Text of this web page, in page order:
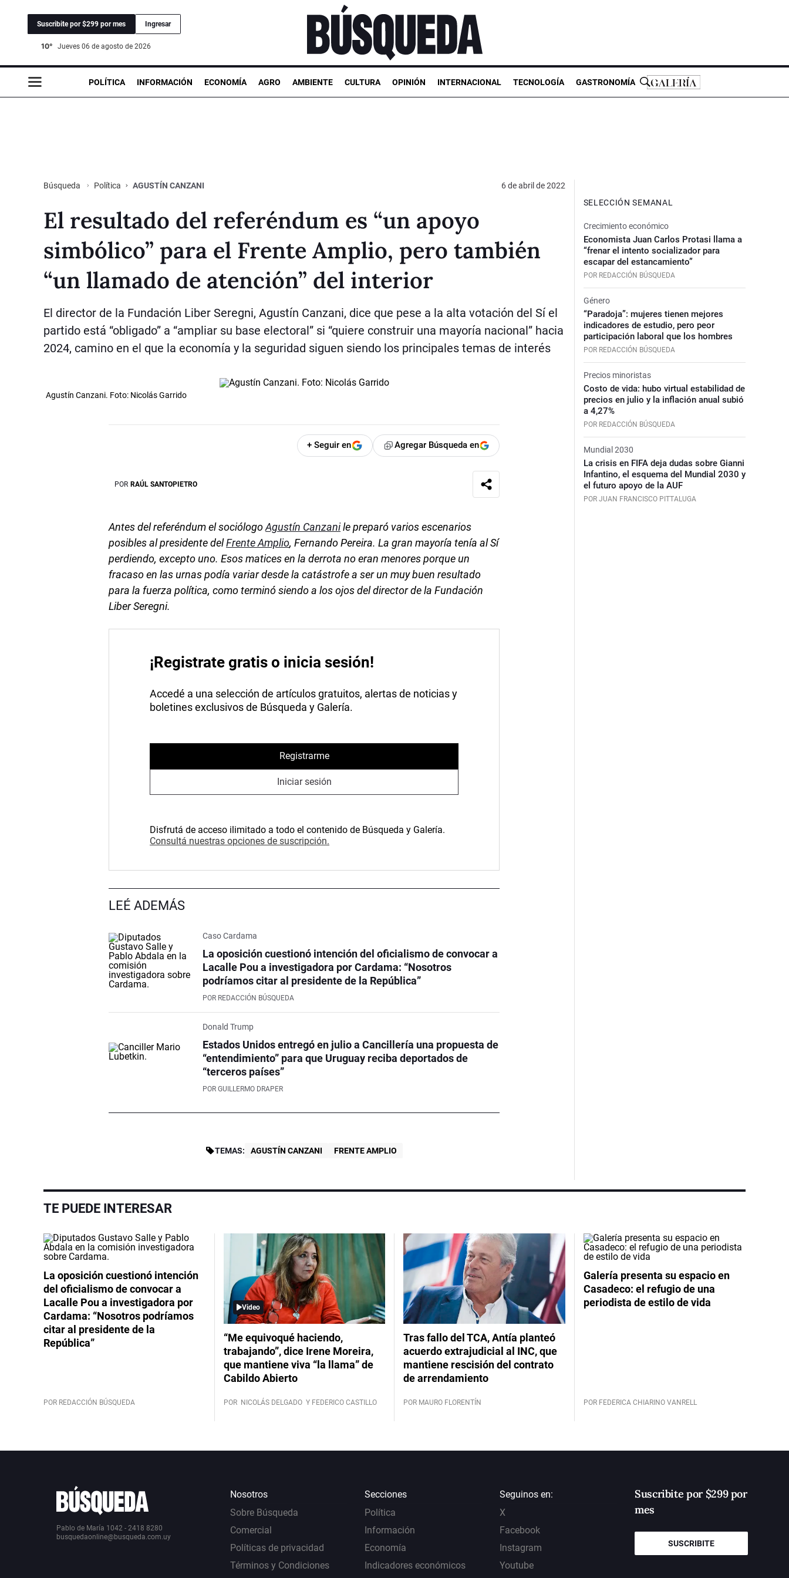
Suscribite por $299 por mes Ingresar
10° jueves 06 de agosto de 2026
POLÍTICA INFORMACIÓN ECONOMÍA AGRO AMBIENTE CULTURA OPINIÓN INTERNACIONAL TECNOLOGÍA GASTRONOMÍA
Búsqueda Política AGUSTÍN CANZANI 6 de abril de 2022
El resultado del referéndum es “un apoyo
simbólico” para el Frente Amplio, pero también
“un llamado de atención” del interior
El director de la Fundación Liber Seregni, Agustín Canzani, dice que pese a la alta votación del Sí el
partido está “obligado” a “ampliar su base electoral” si “quiere construir una mayoría nacional” hacia
2024, camino en el que la economía y la seguridad siguen siendo los principales temas de interés
Agustín Canzani. Foto: Nicolás Garrido
+ Seguir en Agregar Búsqueda en
POR RAÚL SANTOPIETRO
Antes del referéndum el sociólogoAgustín Canzanile preparó varios escenarios
posibles al presidente delFrente Amplio, Fernando Pereira. La gran mayoría tenía al Sí
perdiendo, excepto uno. Esos matices en la derrota no eran menores porque un
fracaso en las urnas podía variar desde la catástrofe a ser un muy buen resultado
para la fuerza política, como terminó siendo a los ojos del director de la Fundación
Liber Seregni.
¡Registrate gratis o inicia sesión!
Accedé a una selección de artículos gratuitos, alertas de noticias y
boletines exclusivos de Búsqueda y Galería.
Registrarme
Iniciar sesión
Disfrutá de acceso ilimitado a todo el contenido de Búsqueda y Galería.
Consultá nuestras opciones de suscripción.
LEÉ ADEMÁS
Caso Cardama
La oposición cuestionó intención del oficialismo de convocar a
Lacalle Pou a investigadora por Cardama: “Nosotros
podríamos citar al presidente de la República”
POR REDACCIÓN BÚSQUEDA
Donald Trump
Estados Unidos entregó en julio a Cancillería una propuesta de
“entendimiento” para que Uruguay reciba deportados de
“terceros países”
POR GUILLERMO DRAPER
TEMAS: AGUSTÍN CANZANI FRENTE AMPLIO
SELECCIÓN SEMANAL
Crecimiento económico
Economista Juan Carlos Protasi llama a
“frenar el intento socializador para
escapar del estancamiento”
POR REDACCIÓN BÚSQUEDA
Género
“Paradoja”: mujeres tienen mejores
indicadores de estudio, pero peor
participación laboral que los hombres
POR REDACCIÓN BÚSQUEDA
Precios minoristas
Costo de vida: hubo virtual estabilidad de
precios en julio y la inflación anual subió
a 4,27%
POR REDACCIÓN BÚSQUEDA
Mundial 2030
La crisis en FIFA deja dudas sobre Gianni
Infantino, el esquema del Mundial 2030 y
el futuro apoyo de la AUF
POR JUAN FRANCISCO PITTALUGA
TE PUEDE INTERESAR
La oposición cuestionó intención
del oficialismo de convocar a
Lacalle Pou a investigadora por
Cardama: “Nosotros podríamos
citar al presidente de la
República”
POR REDACCIÓN BÚSQUEDA
Video
“Me equivoqué haciendo,
trabajando”, dice Irene Moreira,
que mantiene viva “la llama” de
Cabildo Abierto
POR NICOLÁS DELGADO Y FEDERICO CASTILLO
Tras fallo del TCA, Antía planteó
acuerdo extrajudicial al INC, que
mantiene rescisión del contrato
de arrendamiento
POR MAURO FLORENTÍN
Galería presenta su espacio en
Casadeco: el refugio de una
periodista de estilo de vida
POR FEDERICA CHIARINO VANRELL
Pablo de María 1042 - 2418 8280
busquedaonline@busqueda.com.uy
Nosotros
Sobre Búsqueda
Comercial
Políticas de privacidad
Términos y Condiciones
Secciones
Política
Información
Economía
Indicadores económicos
Seguinos en:
X
Facebook
Instagram
Youtube
Suscribite por $299 por
mes
SUSCRIBITE